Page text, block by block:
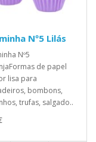
Nº5 Lilás
Nº5
de papel
lisa para
bombons,
trufas, salgado..